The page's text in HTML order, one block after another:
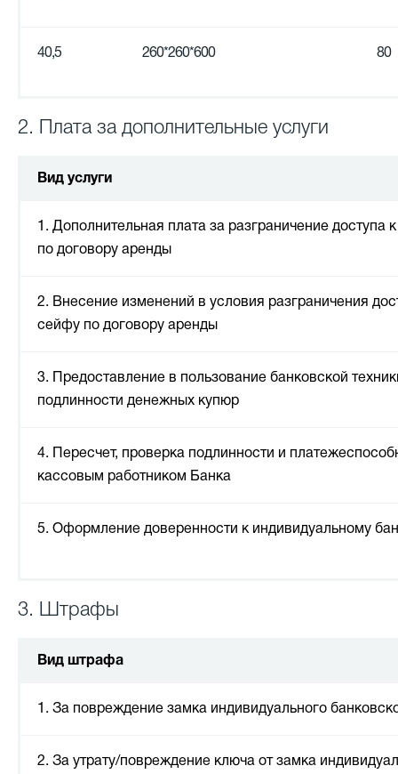
40,5 260*260*600 80
2. Плата за дополнительные услуги
Вид услуги
1. Дополнительная плата за разграничение
по договору аренды
2. Внесение изменений в условия разграничения
сейфу по договору аренды
3. Предоставление в пользование банковской
подлинности денежных купюр
4. Пересчет, проверка подлинности и
кассовым работником Банка
5. Оформление доверенности к индивидуальному
3. Штрафы
Вид штрафа
1. За повреждение замка индивидуального
2. За утрату/повреждение ключа от замка